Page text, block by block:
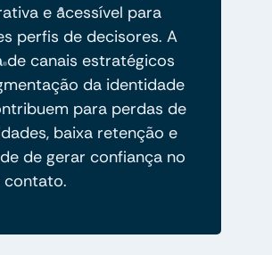
e acessível para
perfis de decisores. A
de canais estratégicos
da identidade
para perdas de
baixa retenção e
de gerar confiança no
contato.